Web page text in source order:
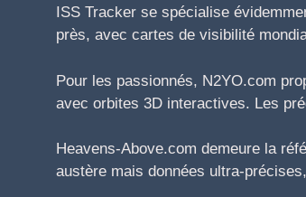
ISS Tracker se spécialise
près, avec cartes de visibilité
Pour les passionnés, N2YO.com
avec orbites 3D interactives. Les
Heavens-Above.com demeure la
austère mais données ultra-